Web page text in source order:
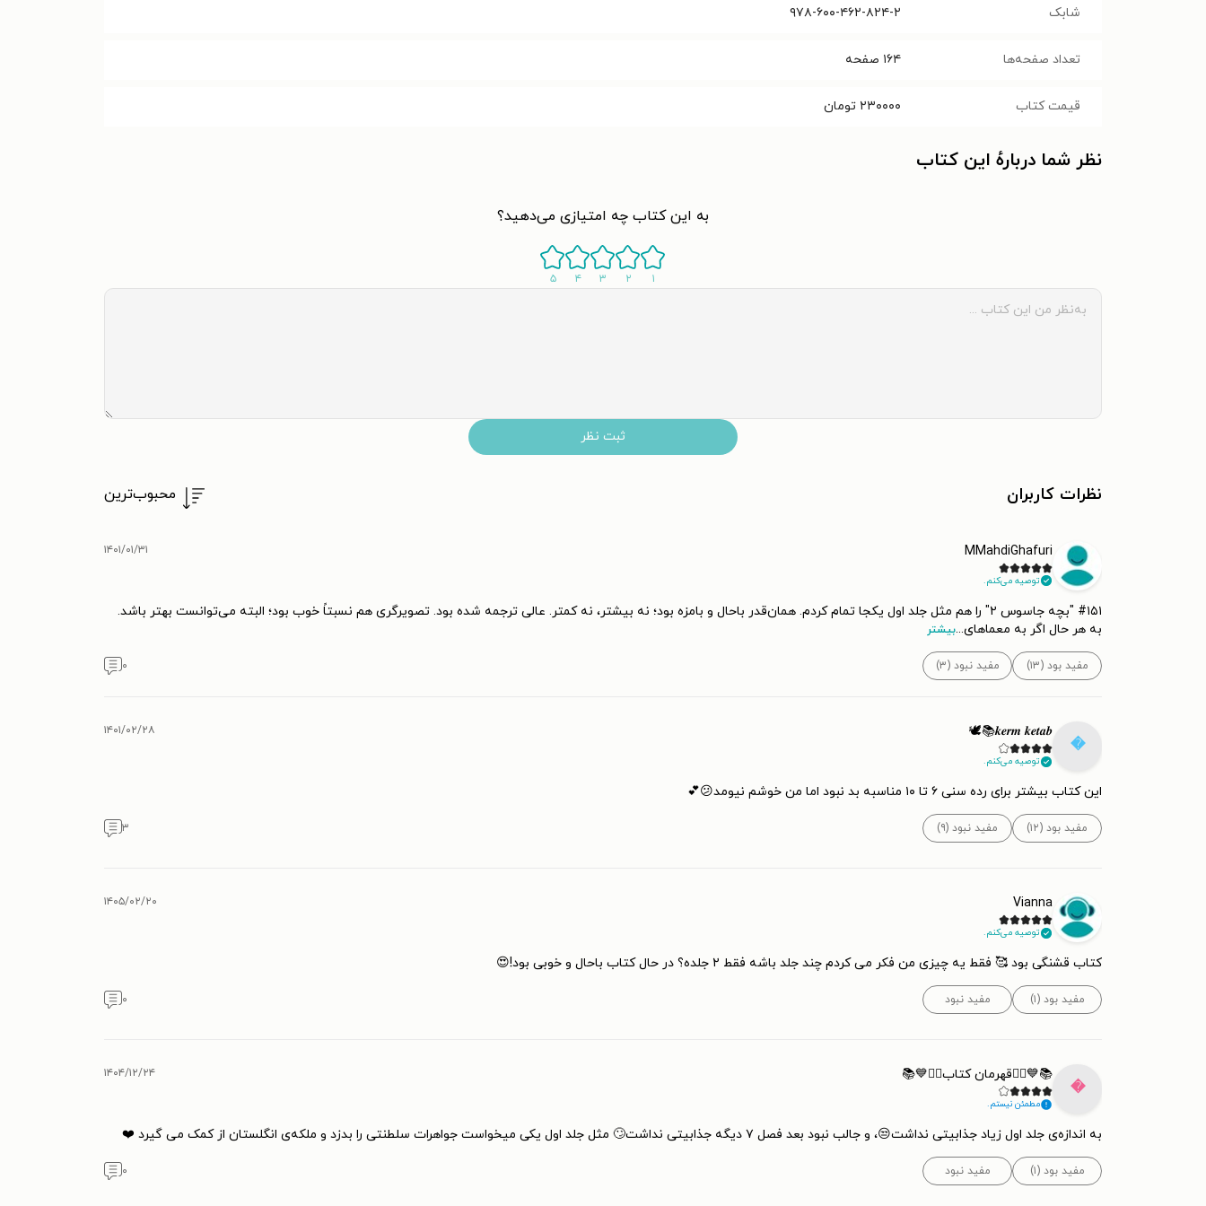
شابک ۹۷۸-۶۰۰-۴۶۲-۸۲۴-۲
تعداد صفحه‌ها ۱۶۴ صفحه
قیمت کتاب ۲۳۰۰۰۰ تومان
نظر شما دربارهٔ این کتاب
به این کتاب چه امتیازی می‌دهید؟
۱ ۲ ۳ ۴ ۵
ثبت نظر
نظرات کاربران محبوب‌ترین
MMahdiGhafuri
توصیه می‌کنم.
۱۴۰۱/۰۱/۳۱
#۱۵۱ "بچه جاسوس ۲" را هم مثل جلد اول یکجا تمام کردم. همان‌قدر باحال و بامزه بود؛ نه بیشتر، نه کمتر. عالی ترجمه شده بود. تصویرگری هم نسبتاً خوب بود؛ البته می‌توانست بهتر باشد.
به هر حال اگر به معماهای...بیشتر
مفید بود (۱۳) مفید نبود (۳) ۰

𝒌𝒆𝒓𝒎 𝒌𝒆𝒕𝒂𝒃📚🕊️
توصیه می‌کنم.
۱۴۰۱/۰۲/۲۸
این کتاب بیشتر برای رده سنی ۶ تا ۱۰ مناسبه بد نبود اما من خوشم نیومد😕💕
مفید بود (۱۲) مفید نبود (۹) ۳
Vianna
توصیه می‌کنم.
۱۴۰۵/۰۲/۲۰
کتاب قشنگی بود 🥰 فقط یه چیزی من فکر می کردم چند جلد باشه فقط ۲ جلده؟ در حال کتاب باحال و خوبی بود!😍
مفید بود (۱) مفید نبود ۰

📚💙🦸‍♀️قهرمان کتاب🦸‍♀️💙📚
مطمئن نیستم.
۱۴۰۴/۱۲/۲۴
به اندازه‌ی جلد اول زیاد جذابیتی نداشت😒، و جالب نبود بعد فصل ۷ دیگه جذابیتی نداشت🙄 مثل جلد اول یکی میخواست جواهرات سلطنتی را بدزد و ملکه‌ی انگلستان از کمک می گیرد ❤️
مفید بود (۱) مفید نبود ۰